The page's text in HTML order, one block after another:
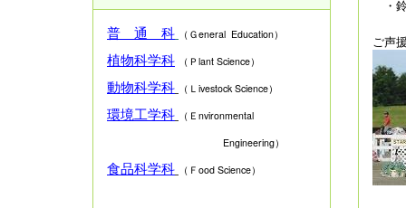
・
ご声
普 通 科 （Ｇeneral Education）
植物科学科 （Ｐlant Science）
動物科学科 （Ｌivestock Science）
環境工学科
（Ｅnvironmental
Engineering）
食品科学科 （Ｆood Science）